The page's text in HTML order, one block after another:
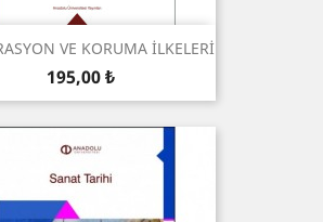
VE KORUMA İLKELERİ
Prix
195,00 ₺